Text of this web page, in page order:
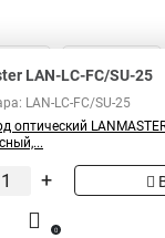
LAN-LC-FC/SU-25
LAN-LC-FC/SU-25
оптический
+
0